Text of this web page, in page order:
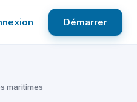
Démarrer
maritimes